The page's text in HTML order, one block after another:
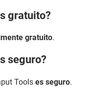
gratuito?
gratuito.
seguro?
Tools es seguro.